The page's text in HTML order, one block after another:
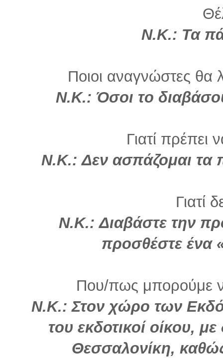
Ν.Κ.: Τα
Ποιοι αναγνώστες θα
Ν.Κ.: Όσοι το
Γιατί πρέπει
Ν.Κ.: Δεν ασπάζομαι τα
Γιατί
Ν.Κ.: Διαβάστε την
προσθέστε ένα
Που/πως μπορούμε
Ν.Κ.: Στον χώρο των
του εκδοτικοί οίκου,
Θεσσαλονίκη,